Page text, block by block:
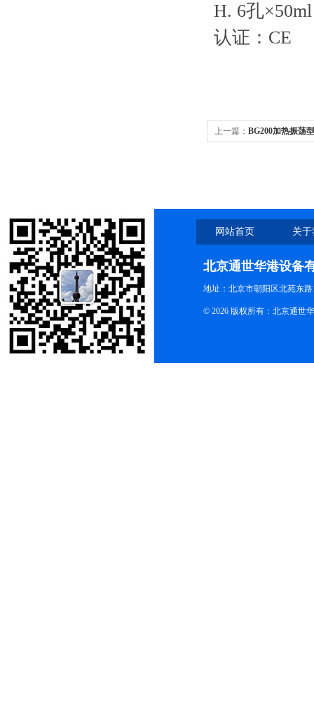
H. 6孔
认证： CE
上一篇： BG200加热振荡
网站首页 关
北京通世华港设备
地址：北京市朝阳区北苑东路
© 2026 版权所有：北京通世